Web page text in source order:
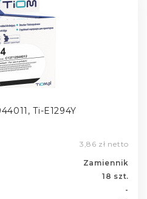
Ti-E1294Y
3,86 zł netto
Zamiennik
18 szt.
-